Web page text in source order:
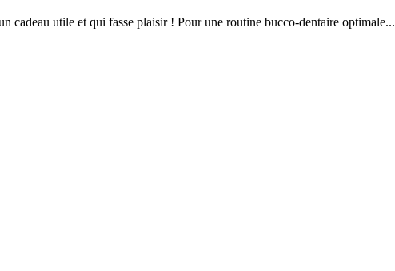
cadeau utile et qui fasse plaisir ! Pour une routine bucco-dentaire optimale...